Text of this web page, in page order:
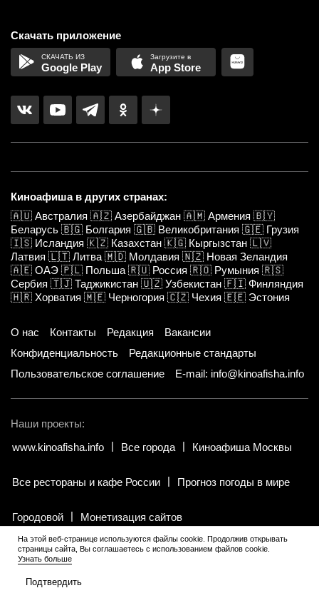
Скачать приложение
Google Play App Store
Киноафиша в других странах:
🇦🇺 Австралия 🇦🇿 Азербайджан 🇦🇲 Армения 🇧🇾
Беларусь 🇧🇬 Болгария 🇬🇧 Великобритания 🇬🇪 Грузия
🇮🇸 Исландия 🇰🇿 Казахстан 🇰🇬 Кыргызстан 🇱🇻
Латвия 🇱🇹 Литва 🇲🇩 Молдавия 🇳🇿 Новая Зеландия
🇦🇪 ОАЭ 🇵🇱 Польша 🇷🇺 Россия 🇷🇴 Румыния 🇷🇸
Сербия 🇹🇯 Таджикистан 🇺🇿 Узбекистан 🇫🇮 Финляндия
🇭🇷 Хорватия 🇲🇪 Черногория 🇨🇿 Чехия 🇪🇪 Эстония
О нас Контакты Редакция
Вакансии
Конфиденциальность
Редакционные стандарты
Пользовательское соглашение
E-mail: info@kinoafisha.info
Наши проекты:
www.kinoafisha.info
Все города Киноафиша Москвы
Все рестораны и кафе России Прогноз погоды в мире
Городовой Монетизация сайтов
© 2002-2026 Все права и материалы принадлежат «Киноафиша».
18+. Копирование информации только с письменного разрешения
На этой веб-странице используются файлы cookie. Продолжив открывать
страницы сайта, Вы соглашаетесь с использованием файлов cookie.
Узнать больше
Подтвердить